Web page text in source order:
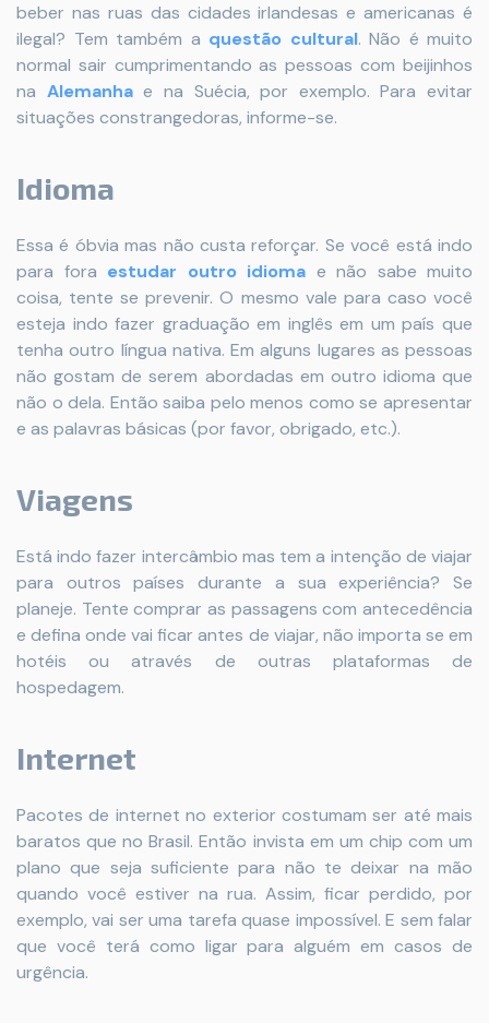
beber nas ruas das cidades irlandesas e americanas é
ilegal? Tem também a questão cultural. Não é muito
normal sair cumprimentando as pessoas com beijinhos
na Alemanhae na Suécia, por exemplo. Para evitar
situações constrangedoras, informe-se.
Idioma
Essa é óbvia mas não custa reforçar. Se você está indo
para fora estudar outro idioma e não sabe muito
coisa, tente se prevenir. O mesmo vale para caso você
esteja indo fazer graduação em inglês em um país que
tenha outro língua nativa. Em alguns lugares as pessoas
não gostam de serem abordadas em outro idioma que
não o dela. Então saiba pelo menos como se apresentar
e as palavras básicas (por favor, obrigado, etc.).
Viagens
Está indo fazer intercâmbio mas tem a intenção de viajar
para outros países durante a sua experiência? Se
planeje. Tente comprar as passagens com antecedência
e defina onde vai ficar antes de viajar, não importa se em
hotéis ou através de outras plataformas de
hospedagem.
Internet
Pacotes de internet no exterior costumam ser até mais
baratos que no Brasil. Então invista em um chip com um
plano que seja suficiente para não te deixar na mão
quando você estiver na rua. Assim, ficar perdido, por
exemplo, vai ser uma tarefa quase impossível. E sem falar
que você terá como ligar para alguém em casos de
urgência.